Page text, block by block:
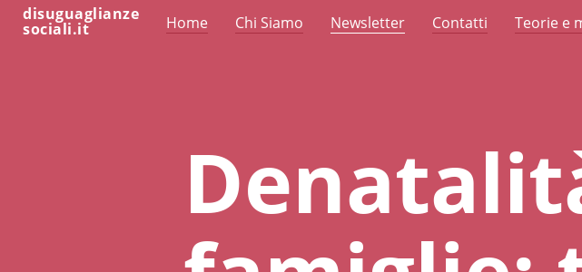
disuguaglianze
sociali.it Home Chi Siamo Newsletter Contatti Teorie e